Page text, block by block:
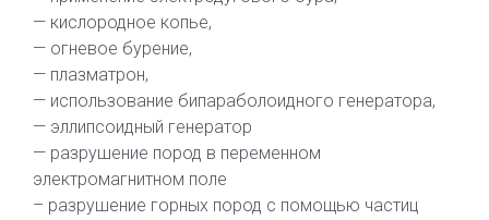
— кислородное копье,
— огневое бурение,
— плазматрон,
— использование бипараболоидного генератора,
— эллипсоидный генератор
— разрушение пород в переменном
электромагнитном поле
– разрушение горных пород с помощью частиц